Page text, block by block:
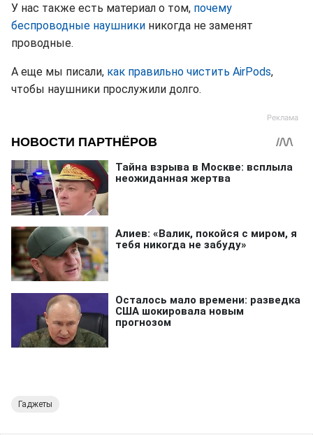
У нас также есть материал о том, почему
беспроводные наушники никогда не заменят
проводные.
А еще мы писали, как правильно чистить AirPods,
чтобы наушники прослужили долго.
Гаджеты